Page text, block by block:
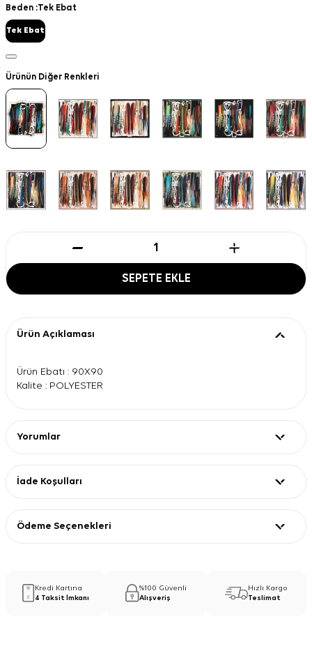
Beden :Tek Ebat
Tek Ebat
Ürünün Diğer Renkleri
SEPETE EKLE
Ürün Açıklaması
Ürün Ebatı : 90X90
Kalite : POLYESTER
Yorumlar
İade Koşulları
Ödeme Seçenekleri
Kredi Kartına
4 Taksit İmkanı
%100 Güvenli
Alışveriş
Hızlı Kargo
Teslimat